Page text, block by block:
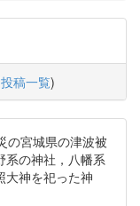
投稿一覧)
の宮城県の津波被
系の神社，八幡系
大神を祀った神